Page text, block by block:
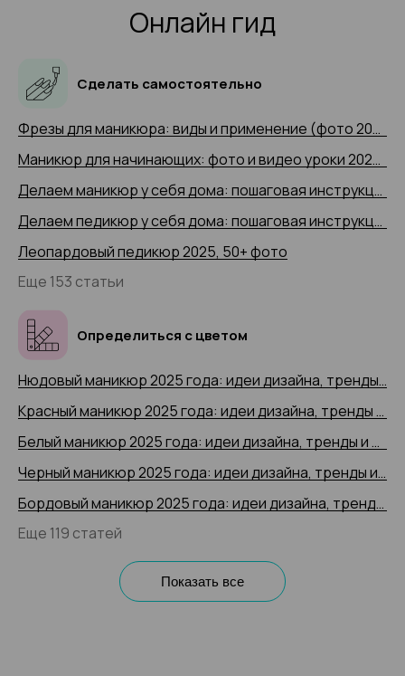
Онлайн гид
Сделать самостоятельно
Фрезы для маникюра: виды и применение (фото 2025 и видео-примеры)
Маникюр для начинающих: фото и видео уроки 2025 года
Делаем маникюр у себя дома: пошаговая инструкция 2025 (+ видео)
Делаем педикюр у себя дома: пошаговая инструкция 2025 года с 50+ фото
Леопардовый педикюр 2025, 50+ фото
Еще 153 статьи
Определиться с цветом
Нюдовый маникюр 2025 года: идеи дизайна, тренды и новинки, 200+ фото
Красный маникюр 2025 года: идеи дизайна, тренды и новинки, 200+ фото
Белый маникюр 2025 года: идеи дизайна, тренды и новинки, 200+ фото
Черный маникюр 2025 года: идеи дизайна, тренды и новинки, 200+ фото
Бордовый маникюр 2025 года: идеи дизайна, тренды и новинки, 200+ фото
Еще 119 статей
Показать все